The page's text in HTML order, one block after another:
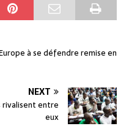
à se défendre remise en
NEXT
rivalisent entre
eux